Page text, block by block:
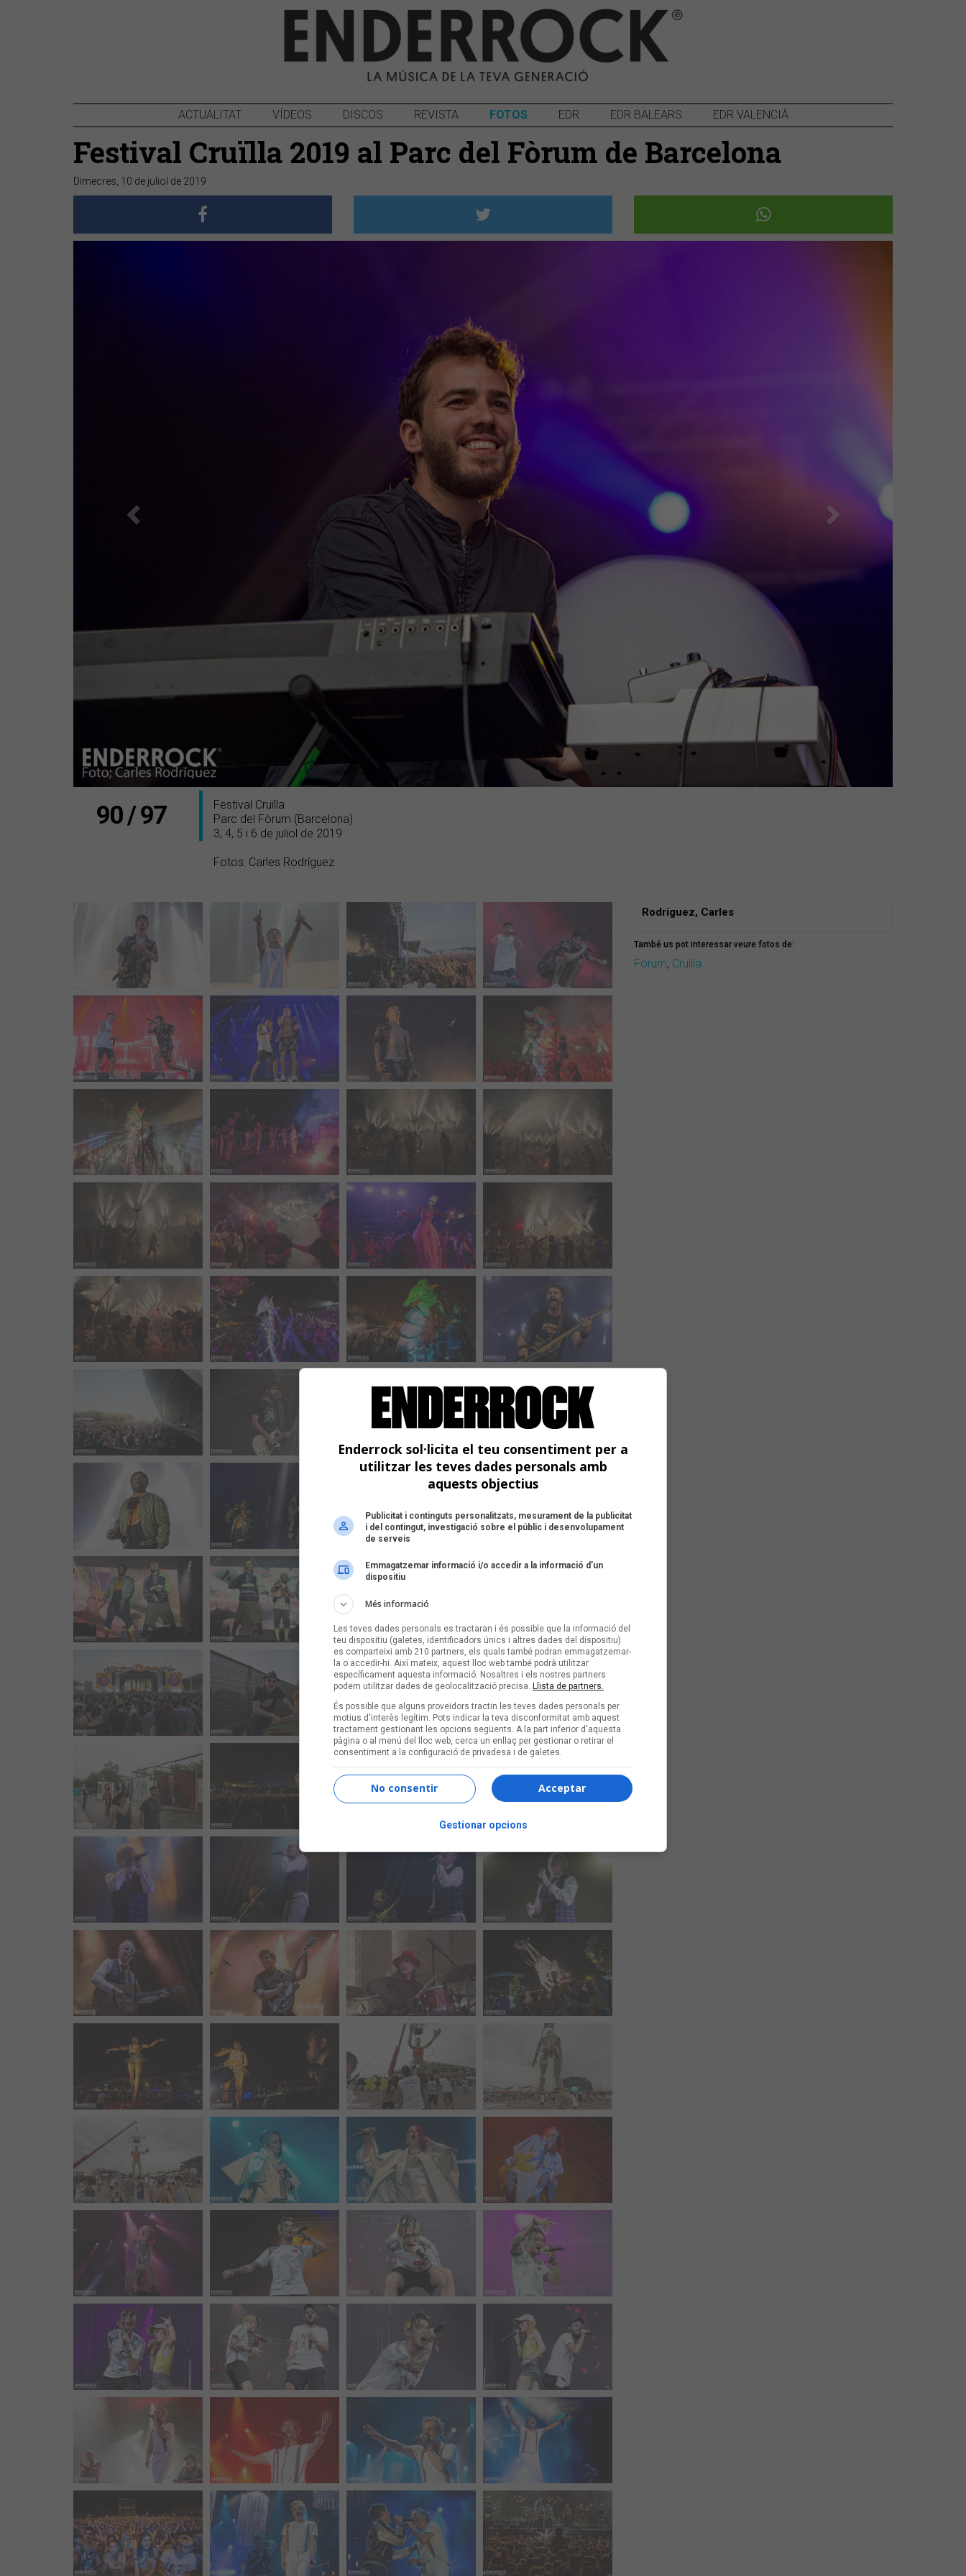
ACTUALITAT VÍDEOS DISCOS REVISTA FOTOS EDR EDR BALEARS EDR VALENCIÀ
Festival Cruïlla 2019 al Parc del Fòrum de Barcelona
Dimecres, 10 de juliol de 2019
90 / 97
Festival Cruïlla
Parc del Fòrum (Barcelona)
3, 4, 5 i 6 de juliol de 2019
Fotos: Carles Rodríguez
Rodríguez, Carles
També us pot interessar veure fotos de:
Fòrum, Cruïlla
Enderrock sol·licita el teu consentiment per a
utilitzar les teves dades personals amb
aquests objectius
Publicitat i continguts personalitzats, mesurament de la publicitat
i del contingut, investigació sobre el públic i desenvolupament
de serveis
Emmagatzemar informació i/o accedir a la informació d’un
dispositiu
Més informació
Les teves dades personals es tractaran i és possible que la informació del
teu dispositiu (galetes, identificadors únics i altres dades del dispositiu)
es comparteixi amb 210 partners, els quals també podran emmagatzemar-
la o accedir-hi. Així mateix, aquest lloc web també podrà utilitzar
específicament aquesta informació. Nosaltres i els nostres partners
podem utilitzar dades de geolocalització precisa. Llista de partners.
És possible que alguns proveïdors tractin les teves dades personals per
motius d'interès legítim. Pots indicar la teva disconformitat amb aquest
tractament gestionant les opcions següents. A la part inferior d'aquesta
pàgina o al menú del lloc web, cerca un enllaç per gestionar o retirar el
consentiment a la configuració de privadesa i de galetes.
Acceptar
No consentir
Gestionar opcions